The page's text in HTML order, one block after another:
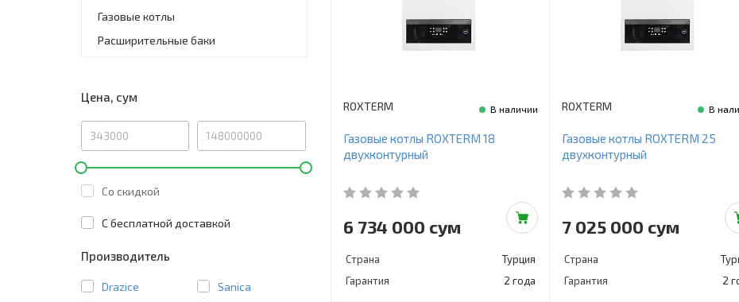
Газовые котлы
Расширительные баки
Цена, сум
Со скидкой
C бесплатной доставкой
Производитель
Drazice
Sanica
В наличии
ROXTERM
Газовые котлы ROXTERM 18
двухконтурный
6 734 000 сум
Страна
Турция
Гарантия
2 года
В
ROXTERM
Газовые котлы ROXTERM 25
двухконтурный
7 025 000 сум
Страна
Гарантия
2